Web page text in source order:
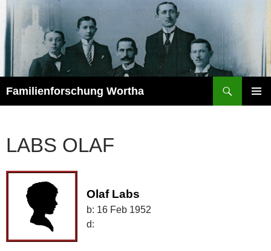
Zum
Inhalt
springen
Familienforschung Wortha
LABS OLAF
Olaf Labs
b: 16 Feb 1952
d: